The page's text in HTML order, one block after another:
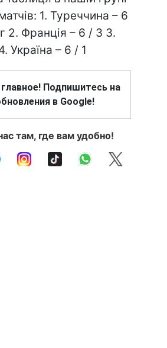
1. Туреччина – 6
2. Франція – 6 / 3 3.
Україна – 6 / 1
Подпишитесь на
в Google!
там, где вам удобно!